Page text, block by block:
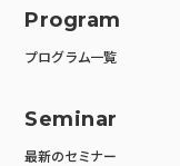
Program
プログラム一覧
Seminar
最新のセミナー